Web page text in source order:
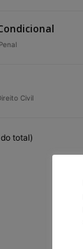
Civil
total)